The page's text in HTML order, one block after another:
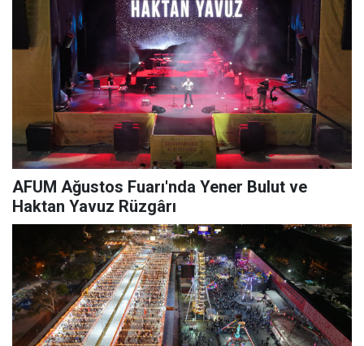
AFUM Ağustos Fuarı'nda Yener Bulut ve
Haktan Yavuz Rüzgârı